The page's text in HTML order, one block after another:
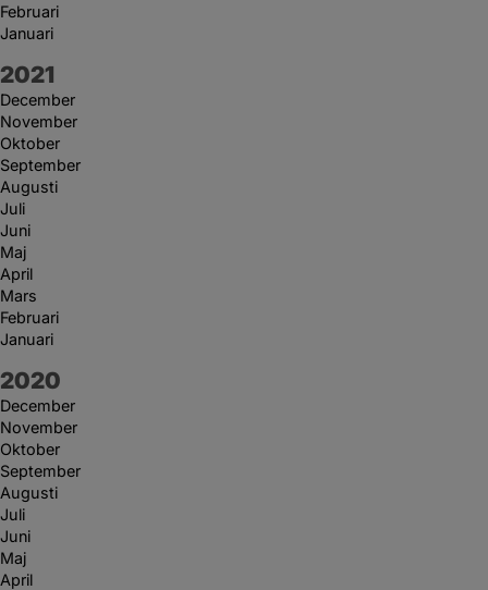
Februari
Januari
År:
2021
December
November
Oktober
September
Augusti
Juli
Juni
Maj
April
Mars
Februari
Januari
År:
2020
December
November
Oktober
September
Augusti
Juli
Juni
Maj
April